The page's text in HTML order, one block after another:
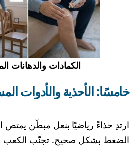
الكمادات والدهانات
خامسًا: الأحذية والأدوات
ارتدِ حذاءً رياضيًا بنعل مبطّن يمتص
الضغط بشكل صحيح. تجنّب الكعب